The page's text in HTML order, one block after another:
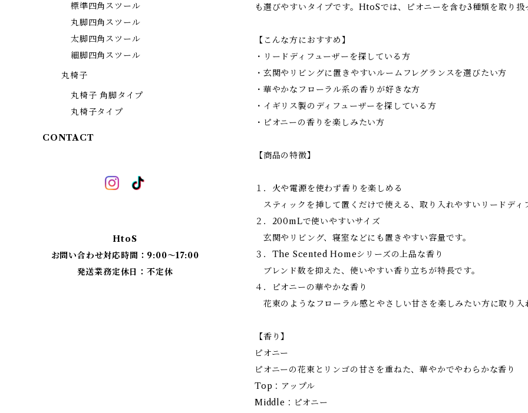
も選びやすいタイプです。HtoSでは、ピオニーを含む3種類を取り扱
【こんな方におすすめ】
・リードディフューザーを探している方
・玄関やリビングに置きやすいルームフレグランスを選びたい方
・華やかなフローラル系の香りが好きな方
・イギリス製のディフューザーを探している方
・ピオニーの香りを楽しみたい方
【商品の特徴】
１．火や電源を使わず香りを楽しめる
スティックを挿して置くだけで使える、取り入れやすいリードディ
２．200mLで使いやすいサイズ
玄関やリビング、寝室などにも置きやすい容量です。
３．The Scented Homeシリーズの上品な香り
ブレンド数を抑えた、使いやすい香り立ちが特長です。
４．ピオニーの華やかな香り
花束のようなフローラル感とやさしい甘さを楽しみたい方に取り入
【香り】
ピオニー
ピオニーの花束とリンゴの甘さを重ねた、華やかでやわらかな香り
Top：アップル
Middle：ピオニー
標準四角スツール
丸脚四角スツール
太脚四角スツール
細脚四角スツール
丸椅子
丸椅子 角脚タイプ
丸椅子タイプ
CONTACT
HtoS
お問い合わせ対応時間：9:00〜17:00
発送業務定休日：不定休